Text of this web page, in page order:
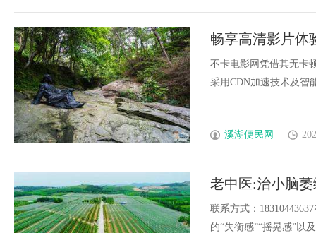
畅享高清影片
功能
不卡电影网凭借其无卡
采用CDN加速技术及智
溪湖便民网
老中医:治小脑
联系方式：
的“失衡感”“摇晃感”